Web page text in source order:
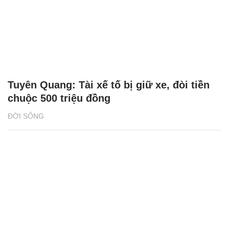
ĐỜI SỐNG
Tuyên Quang: Tài xế tố bị giữ xe, đòi tiền
chuộc 500 triệu đồng